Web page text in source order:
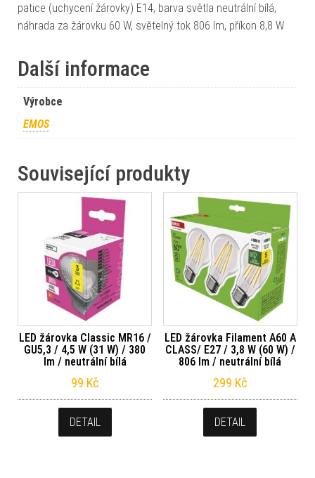
patice (uchycení žárovky) E14, barva světla neutrální bílá,
náhrada za žárovku 60 W, světelný tok 806 lm, příkon 8,8 W
Další informace
Výrobce
EMOS
Související produkty
LED žárovka Classic MR16 /
GU5,3 / 4,5 W (31 W) / 380
lm / neutrální bílá
99 Kč
DETAIL
LED žárovka Filament A60 A
CLASS/ E27 / 3,8 W (60 W) /
806 lm / neutrální bílá
299 Kč
DETAIL